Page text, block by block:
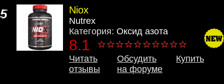
5 Niox
Nutrex
Категория: Оксид азота
8.1
Читать
отзывы
Обсудить
на форуме
Купить